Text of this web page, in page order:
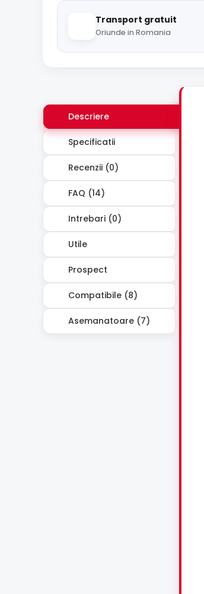
Transport gratuit
Oriunde in Romania
Descriere
Specificatii
Recenzii (0)
FAQ (14)
Intrebari (0)
Utile
Prospect
Compatibile (8)
Asemanatoare (7)